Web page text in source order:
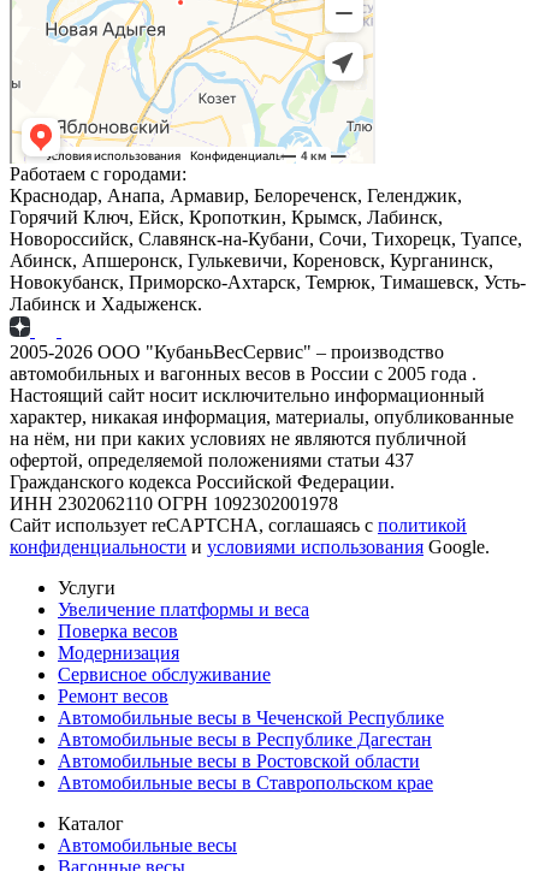
Работаем с городами:
Краснодар, Анапа, Армавир, Белореченск, Геленджик,
Горячий Ключ, Ейск, Кропоткин, Крымск, Лабинск,
Новороссийск, Славянск-на-Кубани, Сочи, Тихорецк, Туапсе,
Абинск, Апшеронск, Гулькевичи, Кореновск, Курганинск,
Новокубанск, Приморско-Ахтарск, Темрюк, Тимашевск, Усть-
Лабинск и Хадыженск.
2005-2026 ООО "КубаньВесСервис" – производство
автомобильных и вагонных весов в России с 2005 года .
Настоящий сайт носит исключительно информационный
характер, никакая информация, материалы, опубликованные
на нём, ни при каких условиях не являются публичной
офертой, определяемой положениями статьи 437
Гражданского кодекса Российской Федерации.
ИНН 2302062110 ОГРН 1092302001978
Сайт использует reCAPTCHA, соглашаясь с политикой
конфиденциальности и условиями использования Google.
Услуги
Увеличение платформы и веса
Поверка весов
Модернизация
Сервисное обслуживание
Ремонт весов
Автомобильные весы в Чеченской Республике
Автомобильные весы в Республике Дагестан
Автомобильные весы в Ростовской области
Автомобильные весы в Ставропольском крае
Каталог
Автомобильные весы
Вагонные весы